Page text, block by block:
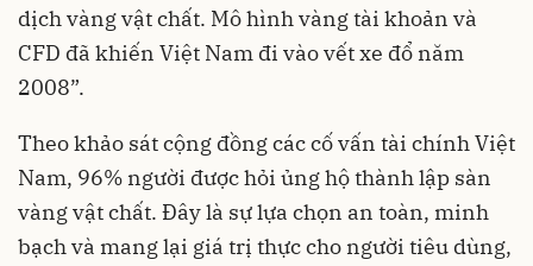
dịch vàng vật chất. Mô hình vàng tài khoản và
CFD đã khiến Việt Nam đi vào vết xe đổ năm
2008”.
Theo khảo sát cộng đồng các cố vấn tài chính Việt
Nam, 96% người được hỏi ủng hộ thành lập sàn
vàng vật chất. Đây là sự lựa chọn an toàn, minh
bạch và mang lại giá trị thực cho người tiêu dùng,